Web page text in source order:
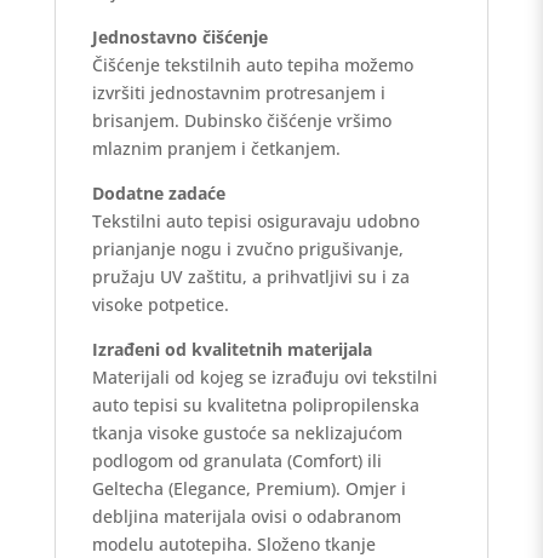
Jednostavno čišćenje
Čišćenje tekstilnih auto tepiha možemo
izvršiti jednostavnim protresanjem i
brisanjem. Dubinsko čišćenje vršimo
mlaznim pranjem i četkanjem.
Dodatne zadaće
Tekstilni auto tepisi osiguravaju udobno
prianjanje nogu i zvučno prigušivanje,
pružaju UV zaštitu, a prihvatljivi su i za
visoke potpetice.
Izrađeni od kvalitetnih materijala
Materijali od kojeg se izrađuju ovi tekstilni
auto tepisi su kvalitetna polipropilenska
tkanja visoke gustoće sa neklizajućom
podlogom od granulata (Comfort) ili
Geltecha (Elegance, Premium). Omjer i
debljina materijala ovisi o odabranom
modelu autotepiha. Složeno tkanje